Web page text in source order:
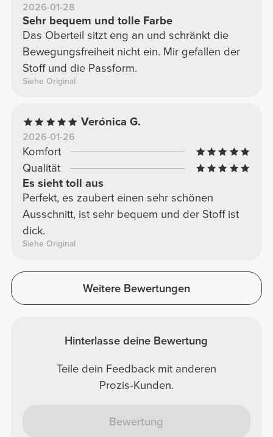
2026-01-28
Sehr bequem und tolle Farbe
Das Oberteil sitzt eng an und schränkt die
Bewegungsfreiheit nicht ein. Mir gefallen der
Stoff und die Passform.
Siehe Original
Verónica G.
2026-01-26
Komfort
Qualität
Es sieht toll aus
Perfekt, es zaubert einen sehr schönen
Ausschnitt, ist sehr bequem und der Stoff ist
dick.
Siehe Original
Weitere Bewertungen
Hinterlasse deine Bewertung
Teile dein Feedback mit anderen
Prozis-Kunden.
Bewertung